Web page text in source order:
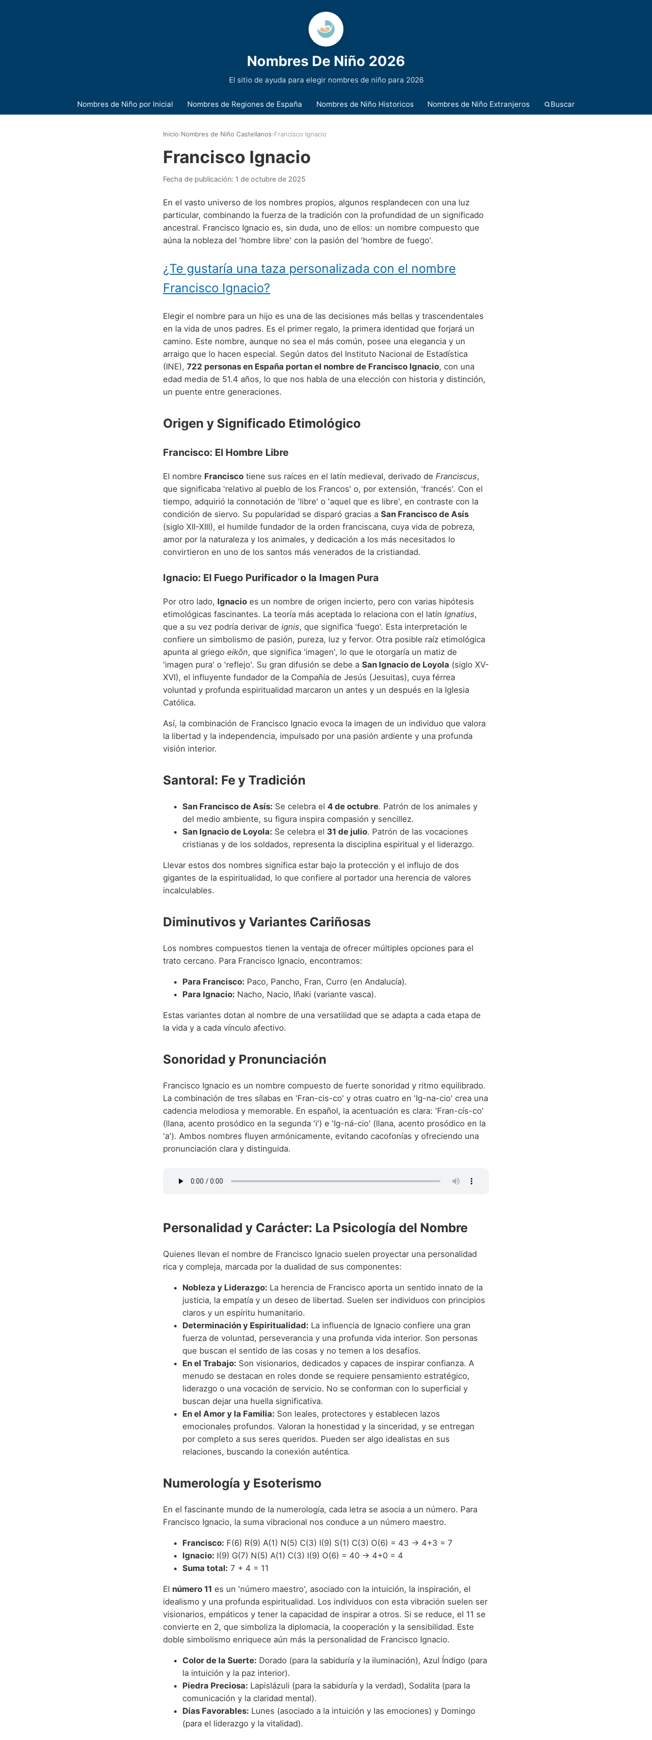
Nombres De Niño 2026
El sitio de ayuda para elegir nombres de niño para 2026
Nombres de Niño por Inicial Nombres de Regiones de España Nombres de Niño Historicos Nombres de Niño Extranjeros Buscar
Inicio›Nombres de Niño Castellanos›Francisco Ignacio
Francisco Ignacio
Fecha de publicación: 1 de octubre de 2025
En el vasto universo de los nombres propios, algunos resplandecen con una luz
particular, combinando la fuerza de la tradición con la profundidad de un significado
ancestral. Francisco Ignacio es, sin duda, uno de ellos: un nombre compuesto que
aúna la nobleza del 'hombre libre' con la pasión del 'hombre de fuego'.
¿Te gustaría una taza personalizada con el nombre
Francisco Ignacio?
Elegir el nombre para un hijo es una de las decisiones más bellas y trascendentales
en la vida de unos padres. Es el primer regalo, la primera identidad que forjará un
camino. Este nombre, aunque no sea el más común, posee una elegancia y un
arraigo que lo hacen especial. Según datos del Instituto Nacional de Estadística
(INE), 722 personas en España portan el nombre de Francisco Ignacio, con una
edad media de 51.4 años, lo que nos habla de una elección con historia y distinción,
un puente entre generaciones.
Origen y Significado Etimológico
Francisco: El Hombre Libre
El nombre Francisco tiene sus raíces en el latín medieval, derivado de Franciscus,
que significaba 'relativo al pueblo de los Francos' o, por extensión, 'francés'. Con el
tiempo, adquirió la connotación de 'libre' o 'aquel que es libre', en contraste con la
condición de siervo. Su popularidad se disparó gracias a San Francisco de Asís
(siglo XII-XIII), el humilde fundador de la orden franciscana, cuya vida de pobreza,
amor por la naturaleza y los animales, y dedicación a los más necesitados lo
convirtieron en uno de los santos más venerados de la cristiandad.
Ignacio: El Fuego Purificador o la Imagen Pura
Por otro lado, Ignacio es un nombre de origen incierto, pero con varias hipótesis
etimológicas fascinantes. La teoría más aceptada lo relaciona con el latín Ignatius,
que a su vez podría derivar de ignis, que significa 'fuego'. Esta interpretación le
confiere un simbolismo de pasión, pureza, luz y fervor. Otra posible raíz etimológica
apunta al griego eikōn, que significa 'imagen', lo que le otorgaría un matiz de
'imagen pura' o 'reflejo'. Su gran difusión se debe a San Ignacio de Loyola (siglo XV-
XVI), el influyente fundador de la Compañía de Jesús (Jesuitas), cuya férrea
voluntad y profunda espiritualidad marcaron un antes y un después en la Iglesia
Católica.
Así, la combinación de Francisco Ignacio evoca la imagen de un individuo que valora
la libertad y la independencia, impulsado por una pasión ardiente y una profunda
visión interior.
Santoral: Fe y Tradición
San Francisco de Asís: Se celebra el 4 de octubre. Patrón de los animales y
del medio ambiente, su figura inspira compasión y sencillez.
San Ignacio de Loyola: Se celebra el 31 de julio. Patrón de las vocaciones
cristianas y de los soldados, representa la disciplina espiritual y el liderazgo.
Llevar estos dos nombres significa estar bajo la protección y el influjo de dos
gigantes de la espiritualidad, lo que confiere al portador una herencia de valores
incalculables.
Diminutivos y Variantes Cariñosas
Los nombres compuestos tienen la ventaja de ofrecer múltiples opciones para el
trato cercano. Para Francisco Ignacio, encontramos:
Para Francisco: Paco, Pancho, Fran, Curro (en Andalucía).
Para Ignacio: Nacho, Nacio, Iñaki (variante vasca).
Estas variantes dotan al nombre de una versatilidad que se adapta a cada etapa de
la vida y a cada vínculo afectivo.
Sonoridad y Pronunciación
Francisco Ignacio es un nombre compuesto de fuerte sonoridad y ritmo equilibrado.
La combinación de tres sílabas en 'Fran-cis-co' y otras cuatro en 'Ig-na-cio' crea una
cadencia melodiosa y memorable. En español, la acentuación es clara: 'Fran-cís-co'
(llana, acento prosódico en la segunda 'i') e 'Ig-ná-cio' (llana, acento prosódico en la
'a'). Ambos nombres fluyen armónicamente, evitando cacofonías y ofreciendo una
pronunciación clara y distinguida.
Personalidad y Carácter: La Psicología del Nombre
Quienes llevan el nombre de Francisco Ignacio suelen proyectar una personalidad
rica y compleja, marcada por la dualidad de sus componentes:
Nobleza y Liderazgo: La herencia de Francisco aporta un sentido innato de la
justicia, la empatía y un deseo de libertad. Suelen ser individuos con principios
claros y un espíritu humanitario.
Determinación y Espiritualidad: La influencia de Ignacio confiere una gran
fuerza de voluntad, perseverancia y una profunda vida interior. Son personas
que buscan el sentido de las cosas y no temen a los desafíos.
En el Trabajo: Son visionarios, dedicados y capaces de inspirar confianza. A
menudo se destacan en roles donde se requiere pensamiento estratégico,
liderazgo o una vocación de servicio. No se conforman con lo superficial y
buscan dejar una huella significativa.
En el Amor y la Familia: Son leales, protectores y establecen lazos
emocionales profundos. Valoran la honestidad y la sinceridad, y se entregan
por completo a sus seres queridos. Pueden ser algo idealistas en sus
relaciones, buscando la conexión auténtica.
Numerología y Esoterismo
En el fascinante mundo de la numerología, cada letra se asocia a un número. Para
Francisco Ignacio, la suma vibracional nos conduce a un número maestro.
Francisco: F(6) R(9) A(1) N(5) C(3) I(9) S(1) C(3) O(6) = 43 → 4+3 = 7
Ignacio: I(9) G(7) N(5) A(1) C(3) I(9) O(6) = 40 → 4+0 = 4
Suma total: 7 + 4 = 11
El número 11 es un 'número maestro', asociado con la intuición, la inspiración, el
idealismo y una profunda espiritualidad. Los individuos con esta vibración suelen ser
visionarios, empáticos y tener la capacidad de inspirar a otros. Si se reduce, el 11 se
convierte en 2, que simboliza la diplomacia, la cooperación y la sensibilidad. Este
doble simbolismo enriquece aún más la personalidad de Francisco Ignacio.
Color de la Suerte: Dorado (para la sabiduría y la iluminación), Azul Índigo (para
la intuición y la paz interior).
Piedra Preciosa: Lapislázuli (para la sabiduría y la verdad), Sodalita (para la
comunicación y la claridad mental).
Días Favorables: Lunes (asociado a la intuición y las emociones) y Domingo
(para el liderazgo y la vitalidad).